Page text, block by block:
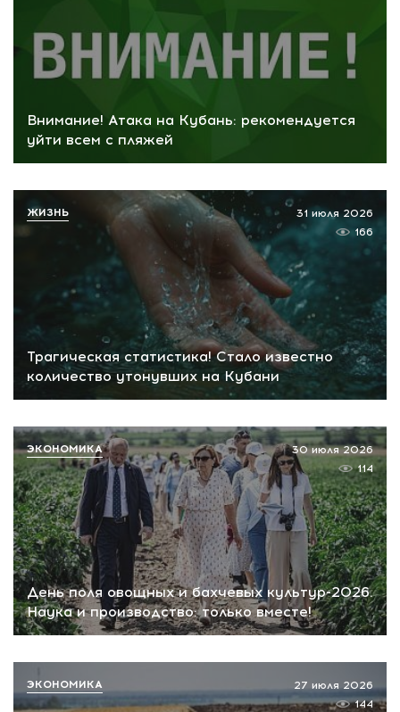
Внимание! Атака на Кубань: рекомендуется
уйти всем с пляжей
Трагическая статистика! Стало известно
количество утонувших на Кубани
31 июля 2026
166
ЖИЗНЬ
День поля овощных и бахчевых культур-2026.
Наука и производство: только вместе!
30 июля 2026
114
ЭКОНОМИКА
27 июля 2026
144
ЭКОНОМИКА